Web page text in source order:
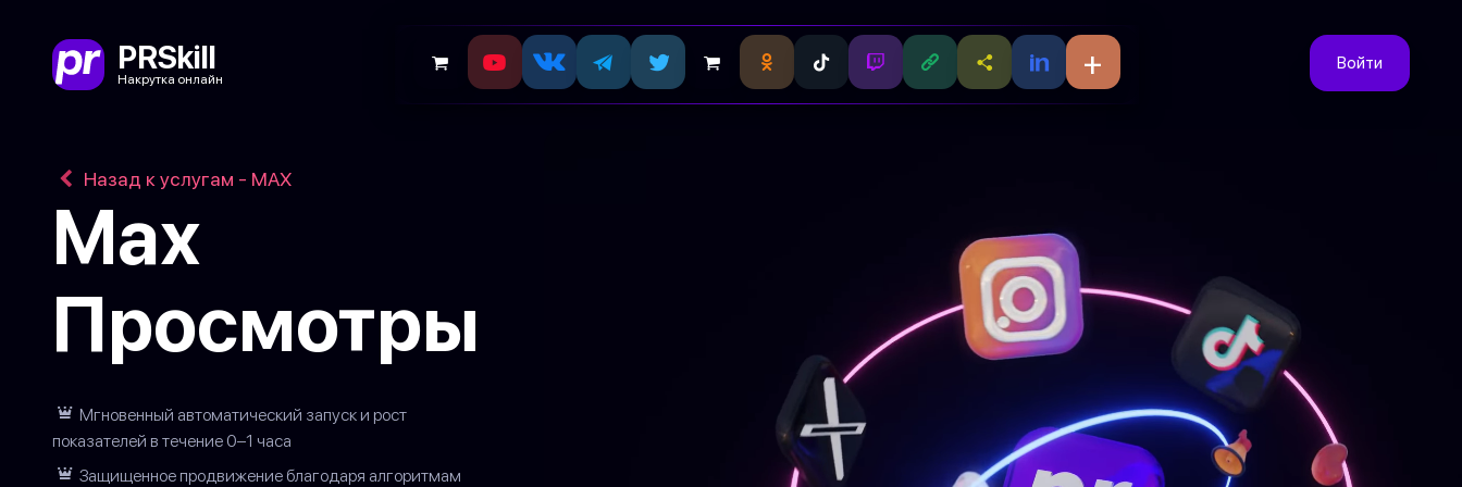
PRSkill
Накрутка онлайн + Войти
Назад к услугам - MAX
Мах
Просмотры
Мгновенный автоматический запуск и рост
показателей в течение 0–1 часа
Защищенное продвижение благодаря алгоритмам